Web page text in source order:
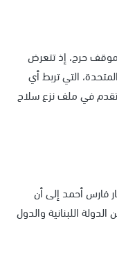
موقف حرج، إذ تتعرض
التي تربط أي
في ملف نزع سلاح
فارس أحمد إلى أن
اللبنانية والدول